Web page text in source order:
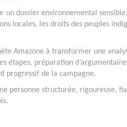
un dossier environnemental
locales, les droits des peuples
Amazone à transformer une
étapes, préparation
progressif de la campagne.
personne structurée, rigoureuse,